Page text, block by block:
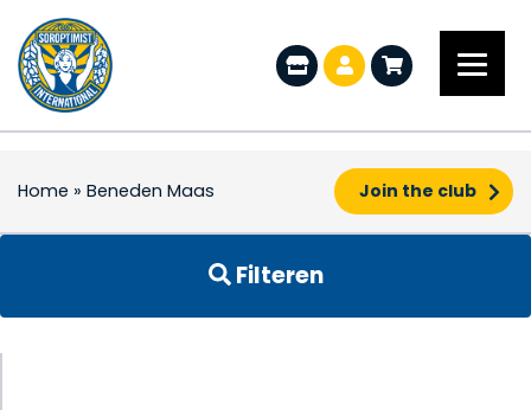
Home » Beneden Maas Join the club
Filteren